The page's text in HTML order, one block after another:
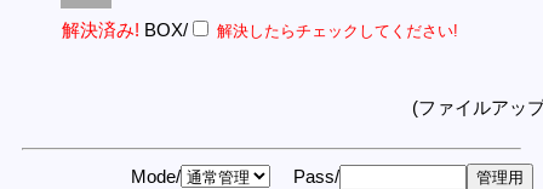
解決済み! BOX/ 解決したらチェックしてください!
(ファイルアッ
Mode/ Pass/